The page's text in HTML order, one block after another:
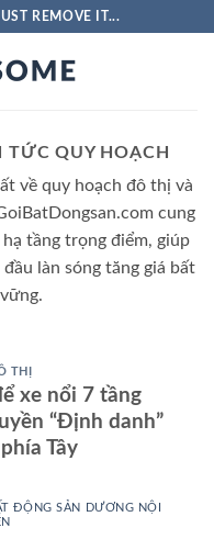
REMOVE IT...
TỨC QUY HOẠCH
về quy hoạch đô thị và
cung
tầng trọng điểm, giúp
làn sóng tăng giá bất
THỊ
xe nổi 7 tầng
“Định danh”
Tây
ĐỘNG SẢN DƯƠNG NỘI